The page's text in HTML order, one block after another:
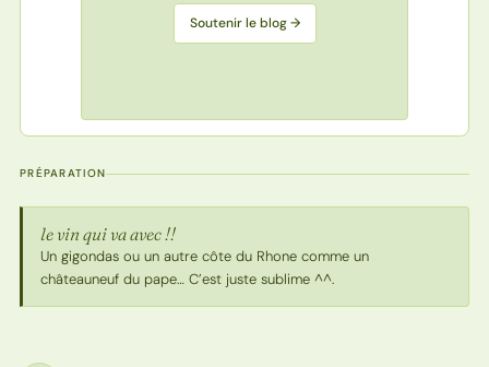
Soutenir le blog →
PRÉPARATION
le vin qui va avec !!
Un gigondas ou un autre côte du Rhone comme un
châteauneuf du pape… C’est juste sublime ^^.